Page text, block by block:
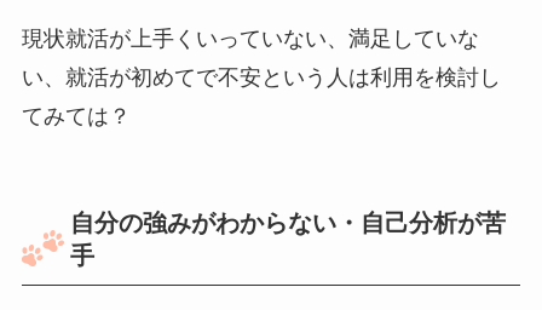
現状就活が上手くいっていない、満足していな
い、就活が初めてで不安という人は利用を検討し
てみては？
自分の強みがわからない・自己分析が苦
手